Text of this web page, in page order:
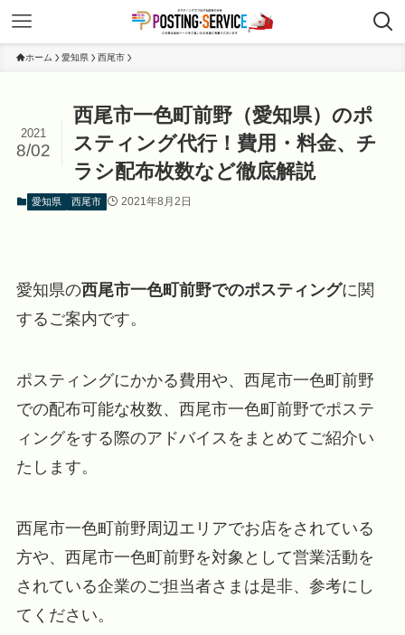
ホーム 愛知県 西尾市
西尾市一色町前野（愛知県）のポ
スティング代行！費用・料金、チ
ラシ配布枚数など徹底解説
2021
8/02
愛知県 西尾市 2021年8月2日
愛知県の西尾市一色町前野でのポスティングに関
するご案内です。
ポスティングにかかる費用や、西尾市一色町前野
での配布可能な枚数、西尾市一色町前野でポステ
ィングをする際のアドバイスをまとめてご紹介い
たします。
西尾市一色町前野周辺エリアでお店をされている
方や、西尾市一色町前野を対象として営業活動を
されている企業のご担当者さまは是非、参考にし
てください。